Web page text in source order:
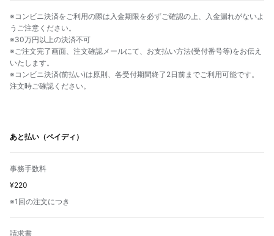
※コンビニ決済をご利用の際は入金期限を必ずご確認の上、入金漏れがないよ
うご注意ください。
※30万円以上の決済不可
※ご注文完了画面、注文確認メールにて、お支払い方法(受付番号等)をお伝え
いたします。
※コンビニ決済(前払い)は原則、各受付期間終了2日前までご利用可能です。
注文時ご確認ください。
あと払い（ペイディ）
事務手数料
¥220
※1回の注文につき
請求書